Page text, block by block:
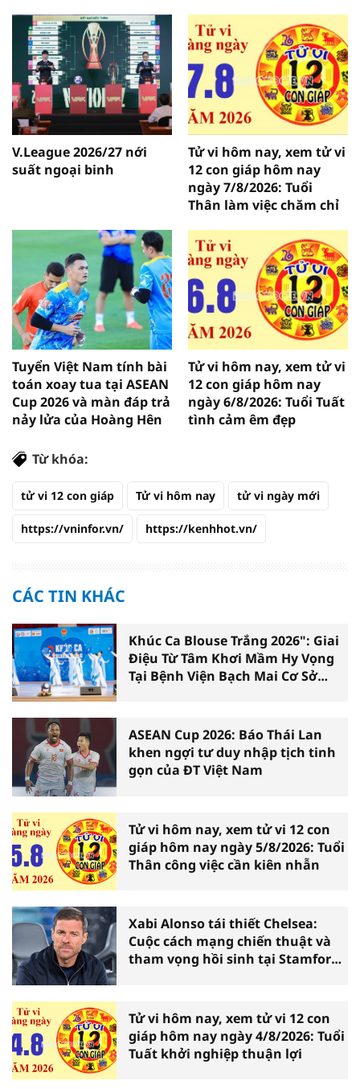
V.League 2026/27 nới
suất ngoại binh
Tử vi hôm nay, xem tử vi
12 con giáp hôm nay
ngày 7/8/2026: Tuổi
Thân làm việc chăm chỉ
Tuyển Việt Nam tính bài
toán xoay tua tại ASEAN
Cup 2026 và màn đáp trả
nảy lửa của Hoàng Hên
Tử vi hôm nay, xem tử vi
12 con giáp hôm nay
ngày 6/8/2026: Tuổi Tuất
tình cảm êm đẹp
Từ khóa:
tử vi 12 con giáp Tử vi hôm nay tử vi ngày mới
https://vninfor.vn/ https://kenhhot.vn/
CÁC TIN KHÁC
Khúc Ca Blouse Trắng 2026": Giai
Điệu Từ Tâm Khơi Mầm Hy Vọng
Tại Bệnh Viện Bạch Mai Cơ Sở
ASEAN Cup 2026: Báo Thái Lan
khen ngợi tư duy nhập tịch tinh
gọn của ĐT Việt Nam
Tử vi hôm nay, xem tử vi 12 con
giáp hôm nay ngày 5/8/2026: Tuổi
Thân công việc cần kiên nhẫn
Xabi Alonso tái thiết Chelsea:
Cuộc cách mạng chiến thuật và
tham vọng hồi sinh tại Stamford
Tử vi hôm nay, xem tử vi 12 con
giáp hôm nay ngày 4/8/2026: Tuổi
Tuất khởi nghiệp thuận lợi